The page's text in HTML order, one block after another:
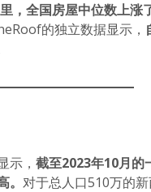
，全国房屋中位数上涨
的独立数据显示，
示， 截至2023年10月的
对于总人口510万的